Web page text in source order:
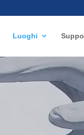
Luoghi